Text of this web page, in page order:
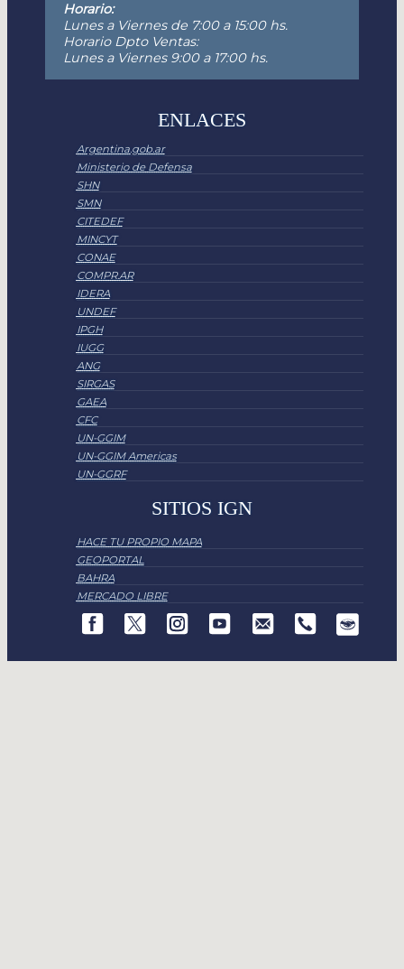
Horario:
Lunes a Viernes de 7:00 a 15:00 hs.
Horario Dpto Ventas:
Lunes a Viernes 9:00 a 17:00 hs.
ENLACES
Argentina.gob.ar
Ministerio de Defensa
SHN
SMN
CITEDEF
MINCYT
CONAE
COMPR.AR
IDERA
UNDEF
IPGH
IUGG
ANG
SIRGAS
GAEA
CFC
UN-GGIM
UN-GGIM Americas
UN-GGRF
SITIOS IGN
HACE TU PROPIO MAPA
GEOPORTAL
BAHRA
MERCADO LIBRE